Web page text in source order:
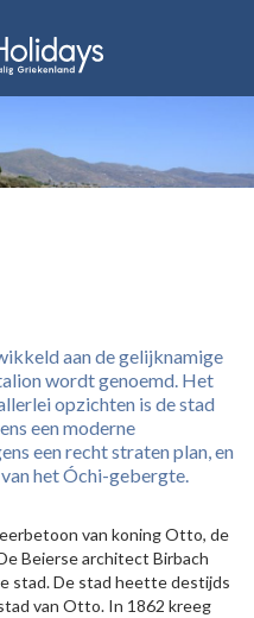
aan de gelijknamige
wordt genoemd. Het
opzichten is de stad
een moderne
een recht straten plan, en
het Óchi-gebergte.
van koning Otto, de
Beierse architect Birbach
stad. De stad heette destijds
van Otto. In 1862 kreeg